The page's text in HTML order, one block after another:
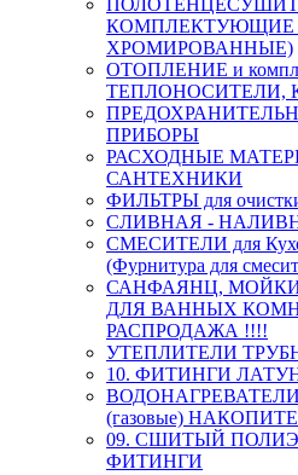
КОМПЛЕКТУЮЩИЕ
ХРОМИРОВАННЫЕ)
ОТОПЛЕНИЕ и
ТЕПЛОНОСИТЕЛИ,
ПРИБОРЫ
РАСХОДНЫЕ
САНТЕХНИКИ
ФИЛЬТРЫ для
СЛИВНАЯ -
СМЕСИТЕЛИ для
(Фурнитура для
САНФАЯНЦ, МОЙКИ,
ДЛЯ ВАННЫХ
РАСПРОДАЖА !!!!
УТЕПЛИТЕЛИ
10. ФИТИНГИ
(газовые)
09. СШИТЫЙ
ФИТИНГИ